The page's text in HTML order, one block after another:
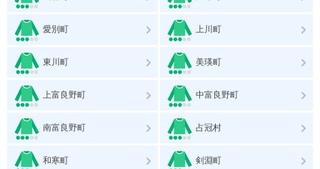
愛別町 上川町
東川町 美瑛町
上富良野町 中富良野町
南富良野町 占冠村
和寒町 剣淵町